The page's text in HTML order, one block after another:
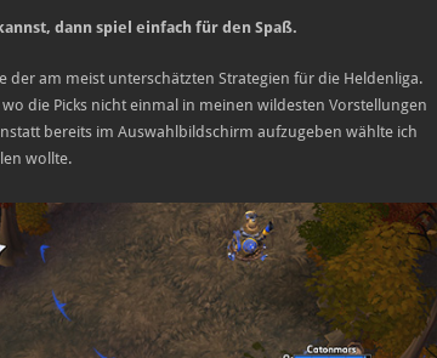
dann spiel einfach für den Spaß.
der am meist unterschätzten Strategien für die Heldenliga.
die Picks nicht einmal in meinen wildesten Vorstellungen
bereits im Auswahlbildschirm aufzugeben wählte ich
wollte.